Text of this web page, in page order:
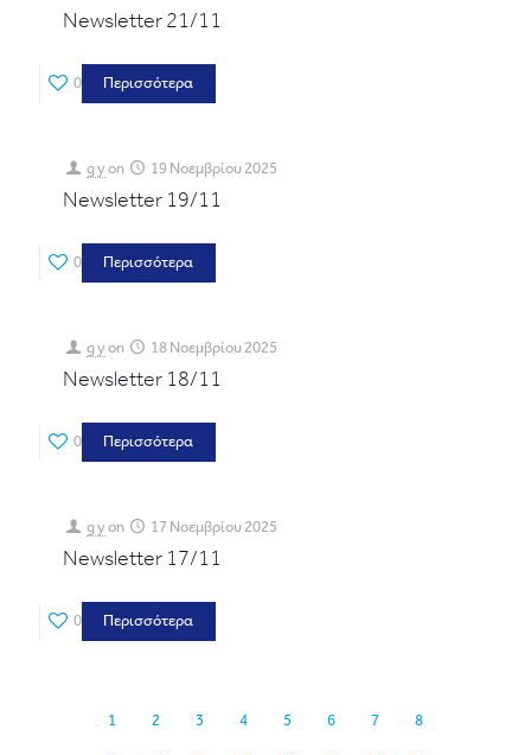
Newsletter 21/11
0 Περισσότερα
g y on 19 Νοεμβρίου 2025
Newsletter 19/11
0 Περισσότερα
g y on 18 Νοεμβρίου 2025
Newsletter 18/11
0 Περισσότερα
g y on 17 Νοεμβρίου 2025
Newsletter 17/11
0 Περισσότερα
1 2 3 4 5 6 7 8